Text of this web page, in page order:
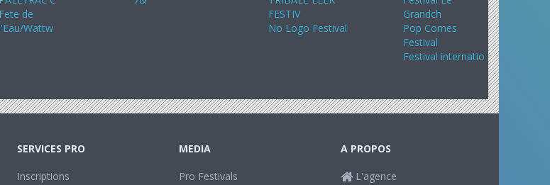
Fete de
l'Eau/Wattw
FESTIV
No Logo Festival
Grandch
Pop Cornes
Festival
Festival internatio
SERVICES PRO
Inscriptions
MEDIA
Pro Festivals
A PROPOS
L'agence